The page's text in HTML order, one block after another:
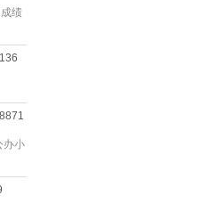
绩
办小